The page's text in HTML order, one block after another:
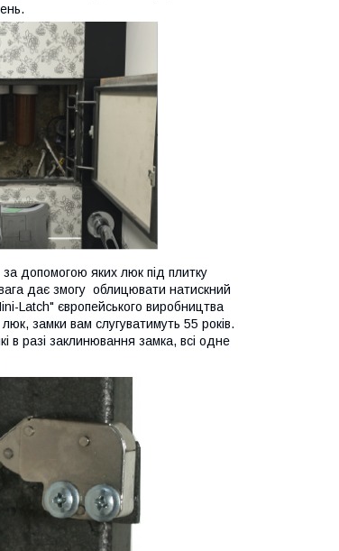
допомогою яких люк під плитку
дає змогу облицювати натискний
Latch" європейського виробництва
замки вам слугуватимуть 55 років.
в разі заклинювання замка, всі одне